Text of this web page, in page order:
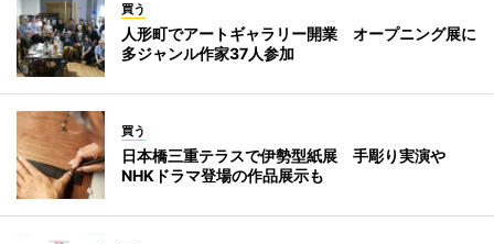
買う
人形町でアートギャラリー開業 オープニング展に
多ジャンル作家37人参加
買う
日本橋三重テラスで伊勢型紙展 手彫り実演や
NHKドラマ登場の作品展示も